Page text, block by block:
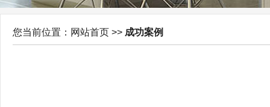
您当前位置：网站首页 >> 成功案例